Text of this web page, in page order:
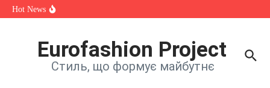
Skip to content
Hot News
її на нову пісню
Знайомтеся: Марта Павлюк і її перший трек «UМАМА»
Eurofashion Project
Стиль, що формує майбутнє